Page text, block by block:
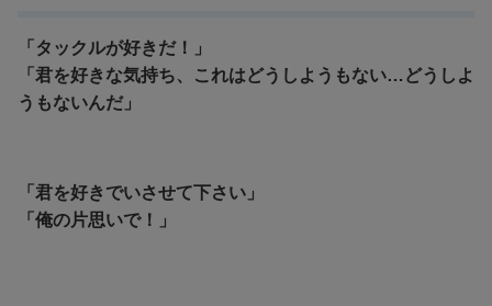
「タックルが好きだ！」
「君を好きな気持ち、これはどうしようもない…どうしよ
うもないんだ」
「君を好きでいさせて下さい」
「俺の片思いで！」